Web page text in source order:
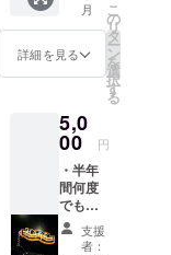
で、1日
のご注
文回数
ただけ
ます。
（この
クーポ
ンは公
式通販
サイト
でのみ
月
詳細を見る
こ
の
リ
タ
ー
ン
を
選
択
す
る
5,0
00 円
・半年
間何度
でも使
える通
販カ支援
者：